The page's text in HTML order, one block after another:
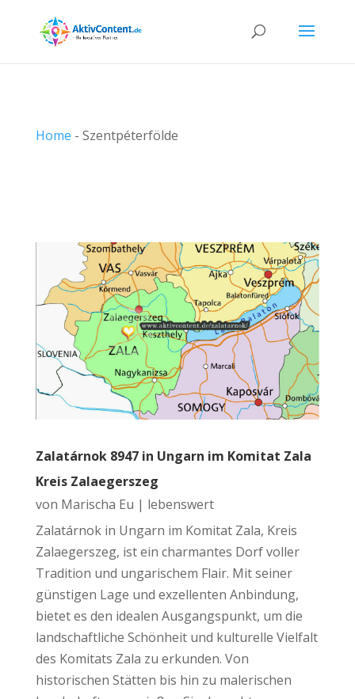
Home - Szentpéterfölde
Zalatárnok 8947 in Ungarn im Komitat Zala
Kreis Zalaegerszeg
von Marischa Eu | lebenswert
Zalatárnok in Ungarn im Komitat Zala, Kreis
Zalaegerszeg, ist ein charmantes Dorf voller
Tradition und ungarischem Flair. Mit seiner
günstigen Lage und exzellenten Anbindung,
bietet es den idealen Ausgangspunkt, um die
landschaftliche Schönheit und kulturelle Vielfalt
des Komitats Zala zu erkunden. Von
historischen Stätten bis hin zu malerischen